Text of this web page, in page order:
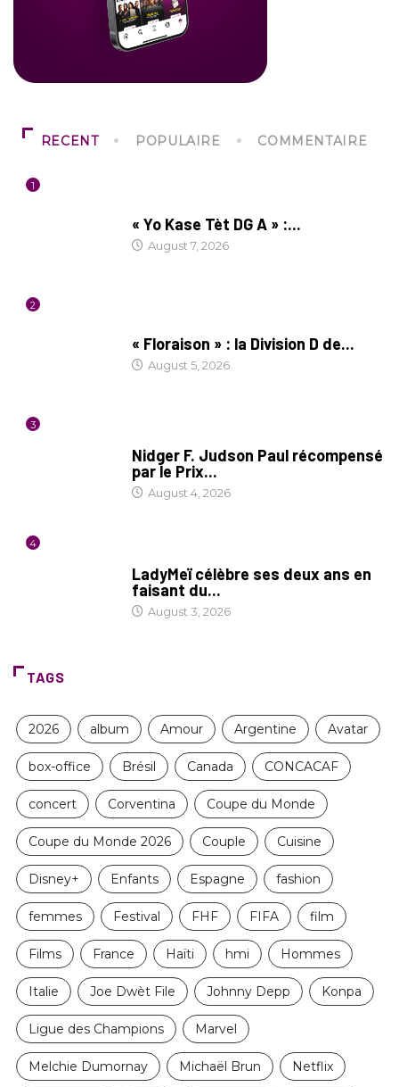
RECENT POPULAIRE COMMENTAIRE
1
« Yo Kase Tèt DG A » :...
August 7, 2026
2
« Floraison » : la Division D de...
August 5, 2026
3
Nidger F. Judson Paul récompensé
par le Prix...
August 4, 2026
4
LadyMeï célèbre ses deux ans en
faisant du...
August 3, 2026
TAGS
2026 album Amour Argentine Avatar
box-office Brésil Canada CONCACAF
concert Corventina Coupe du Monde
Coupe du Monde 2026 Couple Cuisine
Disney+ Enfants Espagne fashion
femmes Festival FHF FIFA film
Films France Haïti hmi Hommes
Italie Joe Dwèt File Johnny Depp Konpa
Ligue des Champions Marvel
Melchie Dumornay Michaël Brun Netflix